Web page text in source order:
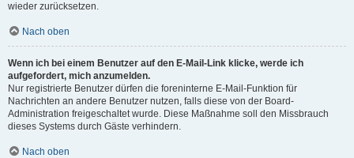
wieder zurücksetzen.
Nach oben
Wenn ich bei einem Benutzer auf den E-Mail-Link klicke, werde ich
aufgefordert, mich anzumelden.
Nur registrierte Benutzer dürfen die foreninterne E-Mail-Funktion für
Nachrichten an andere Benutzer nutzen, falls diese von der Board-
Administration freigeschaltet wurde. Diese Maßnahme soll den Missbrauch
dieses Systems durch Gäste verhindern.
Nach oben